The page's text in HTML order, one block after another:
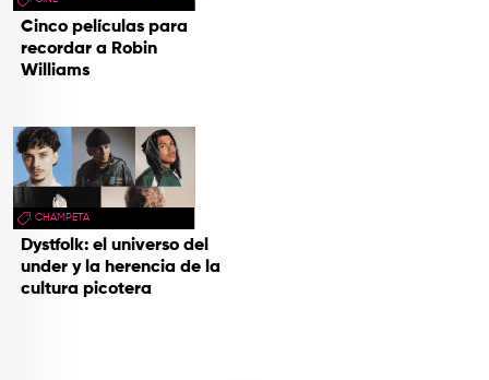
Cinco películas para
recordar a Robin
Williams
CHAMPETA
Dystfolk: el universo del
under y la herencia de la
cultura picotera